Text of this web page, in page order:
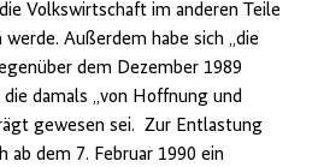
Volkswirt­schaft im anderen Teile
Außerdem habe sich „die
dem Dezember 1989
damals „von Hoffnung und
gewesen sei. Zur Entlastung
ab dem 7. Februar 1990 ein